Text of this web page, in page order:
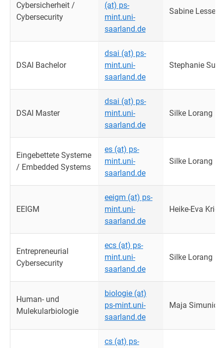
Cybersicherheit /
Cybersecurity
(at) ps-
mint.uni-
saarland.de
Sabine Lessel
DSAI Bachelor
dsai (at) ps-
mint.uni-
saarland.de
Stephanie
DSAI Master
dsai (at) ps-
mint.uni-
saarland.de
Silke Lorang
Eingebettete Systeme
/ Embedded Systems
es (at) ps-
mint.uni-
saarland.de
Silke Lorang
EEIGM
eeigm (at) ps-
mint.uni-
saarland.de
Heike-Eva
Entrepreneurial
Cybersecurity
ecs (at) ps-
mint.uni-
saarland.de
Silke Lorang
Human- und
Mulekularbiologie
biologie (at)
ps-mint.uni-
saarland.de
Maja Simunic
cs (at) ps-